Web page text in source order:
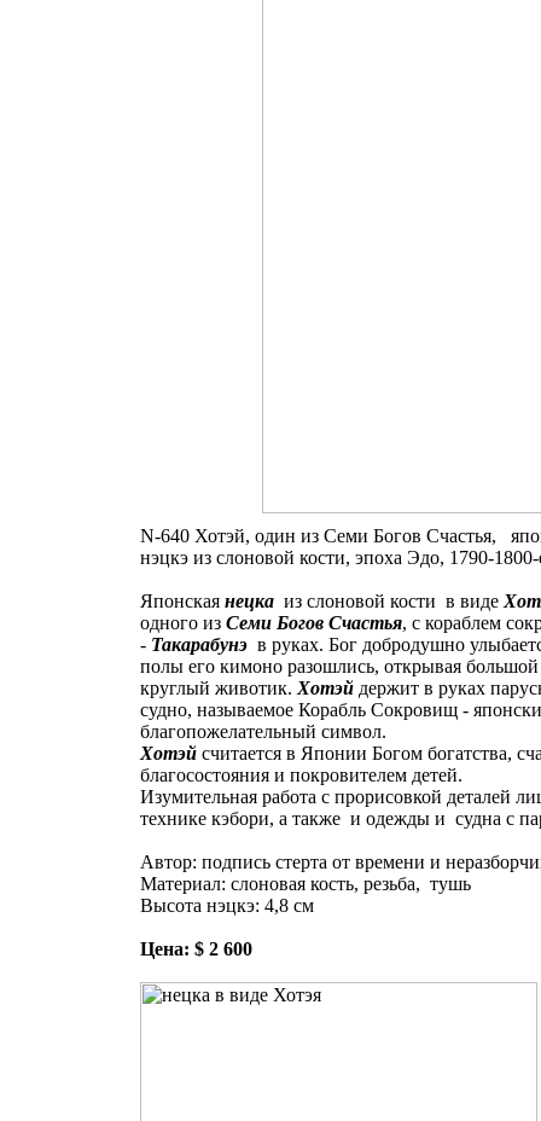
N-640 Хотэй, один из Семи Богов Счастья,
нэцкэ из слоновой кости, эпоха Эдо, 1790-1800-
Японская нецкаиз слоновой кости в виде
одного из Семи Богов Счастья, с кораблем
- Такарабунэв руках. Бог добродушно
полы его кимоно разошлись, открывая большой
круглый животик. Хотэйдержит в руках
судно, называемое Корабль Сокровищ -
благопожелательный символ.
Хотэйсчитается в Японии Богом богатства,
благосостояния и покровителем детей.
Изумительная работа с прорисовкой деталей
технике кэбори, а также и одежды и судна с
Автор: подпись стерта от времени и
Материал: слоновая кость, резьба, тушь
Высота нэцкэ: 4,8 см
Цена: $ 2 600